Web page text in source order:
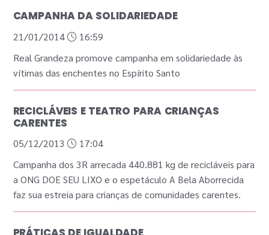
CAMPANHA DA SOLIDARIEDADE
21/01/2014
16:59
Real Grandeza promove campanha em solidariedade às
vítimas das enchentes no Espírito Santo
RECICLÁVEIS E TEATRO PARA CRIANÇAS
CARENTES
05/12/2013
17:04
Campanha dos 3R arrecada 440.881 kg de recicláveis para
a ONG DOE SEU LIXO e o espetáculo A Bela Aborrecida
faz sua estreia para crianças de comunidades carentes.